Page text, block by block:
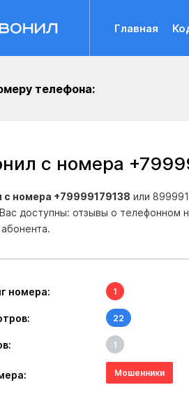
Главная
телефона:
с номера
с номера +79999179138 или
доступны: отзывы о телефонном
номера: 1
22
1
Мошенники